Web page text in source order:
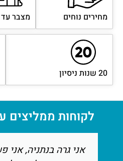
מחירים נוחים מצבר
20 שנות ניסיון
לקוחות ממליצים
אני גרה בנתניה, אני